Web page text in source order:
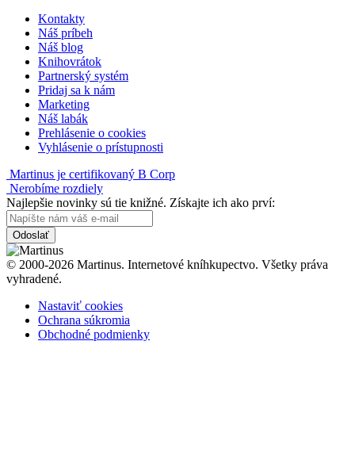
Kontakty
Náš príbeh
Náš blog
Knihovrátok
Partnerský systém
Pridaj sa k nám
Marketing
Náš labák
Prehlásenie o cookies
Vyhlásenie o prístupnosti
Martinus je certifikovaný B Corp
Nerobíme rozdiely
Najlepšie novinky sú tie knižné. Získajte ich ako prví:
Odoslať
© 2000-2026 Martinus. Internetové kníhkupectvo. Všetky práva
vyhradené.
Nastaviť cookies
Ochrana súkromia
Obchodné podmienky